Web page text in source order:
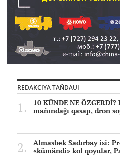
REDAKCIYA TAÑDAUI
10 KÜNDE NE
mañındağı qasap, dron
Almasbek Sadırbay isi:
«kümändi» kol qoyular,